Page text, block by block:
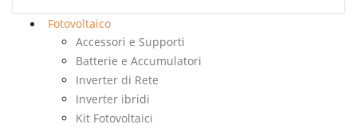
Fotovoltaico
Accessori e Supporti
Batterie e Accumulatori
Inverter di Rete
Inverter ibridi
Kit Fotovoltaici